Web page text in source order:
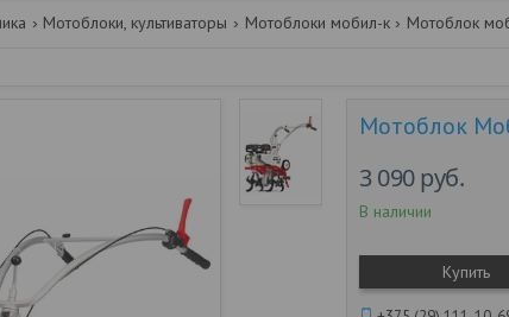
Мотоблоки, культиваторы Мотоблоки мобил-к
Мотоблок
3 090 руб.
В наличии
Купить